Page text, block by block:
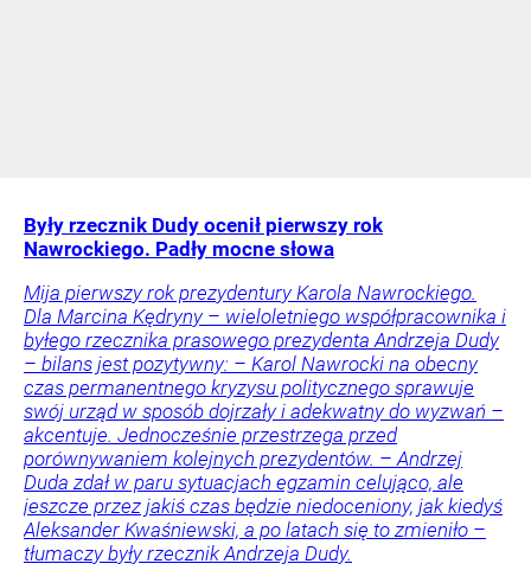
Były rzecznik Dudy ocenił pierwszy rok
Nawrockiego. Padły mocne słowa
Mija pierwszy rok prezydentury Karola Nawrockiego.
Dla Marcina Kędryny – wieloletniego współpracownika i
byłego rzecznika prasowego prezydenta Andrzeja Dudy
– bilans jest pozytywny: – Karol Nawrocki na obecny
czas permanentnego kryzysu politycznego sprawuje
swój urząd w sposób dojrzały i adekwatny do wyzwań –
akcentuje. Jednocześnie przestrzega przed
porównywaniem kolejnych prezydentów. – Andrzej
Duda zdał w paru sytuacjach egzamin celująco, ale
jeszcze przez jakiś czas będzie niedoceniony, jak kiedyś
Aleksander Kwaśniewski, a po latach się to zmieniło –
tłumaczy były rzecznik Andrzeja Dudy.